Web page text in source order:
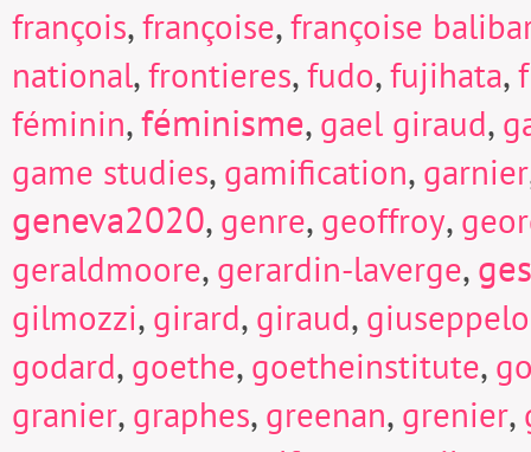
françois,françoise,françoise
national,frontieres,fudo,fujihata,
féminin,féminisme, gael giraud,
game studies, gamification, garnier
geneva2020, genre, geoffroy,
geraldmoore, gerardin-laverge,
gilmozzi, girard, giraud,
godard, goethe, goetheinstitute,
granier, graphes, greenan, grenier,